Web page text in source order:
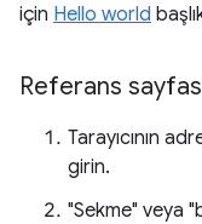
için Hello world
Referans
Tarayıcının
girin.
"Sekme" veya